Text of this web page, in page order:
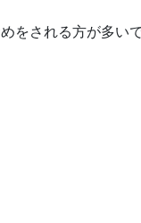
をされる方が多い